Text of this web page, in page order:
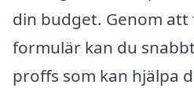
din budget. Genom
formulär kan du
proffs som kan hjälpa